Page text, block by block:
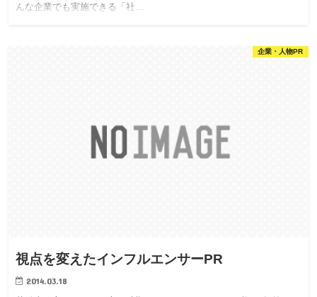
んな企業でも実施できる「社…
企業・人物PR
視点を変えたインフルエンサーPR
2014.03.18